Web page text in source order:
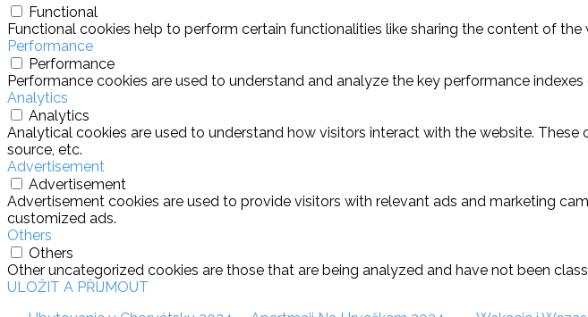
Functional
Functional cookies help to perform certain functionalities like sharing the content of
Performance
Performance
Performance cookies are used to understand and analyze the key performance
Analytics
Analytics
Analytical cookies are used to understand how visitors interact with the website.
source, etc.
Advertisement
Advertisement
Advertisement cookies are used to provide visitors with relevant ads and marketing
customized ads.
Others
Others
Other uncategorized cookies are those that are being analyzed and have not been
ULOŽIT A PŘIJMOUT